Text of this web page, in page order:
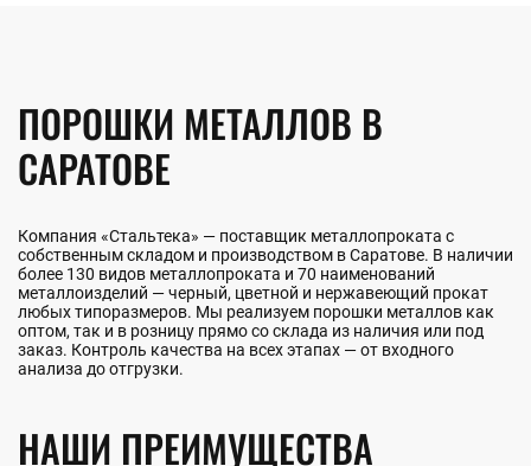
ПОРОШКИ МЕТАЛЛОВ В
САРАТОВЕ
Компания «Стальтека» — поставщик металлопроката с
собственным складом и производством в Саратове. В наличии
более 130 видов металлопроката и 70 наименований
металлоизделий — черный, цветной и нержавеющий прокат
любых типоразмеров. Мы реализуем порошки металлов как
оптом, так и в розницу прямо со склада из наличия или под
заказ. Контроль качества на всех этапах — от входного
анализа до отгрузки.
НАШИ ПРЕИМУЩЕСТВА